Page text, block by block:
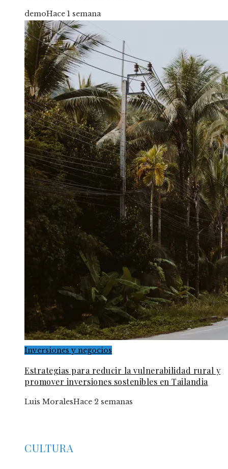
demoHace 1 semana
Inversiones y negocios
Estrategias para reducir la vulnerabilidad rural y
promover inversiones sostenibles en Tailandia
Luis MoralesHace 2 semanas
CULTURA